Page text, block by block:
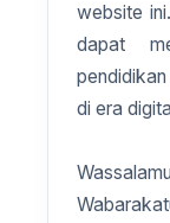
website
dapat
di era